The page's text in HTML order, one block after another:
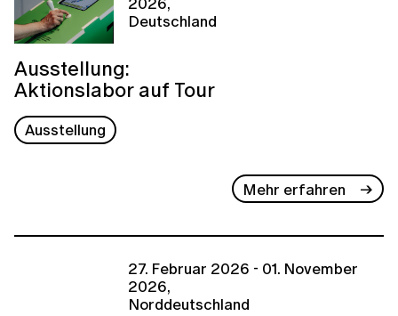
Deutschland
Ausstellung:
Aktionslabor auf Tour
Ausstellung
Mehr erfahren
27. Februar 2026 - 01. November
2026,
Norddeutschland